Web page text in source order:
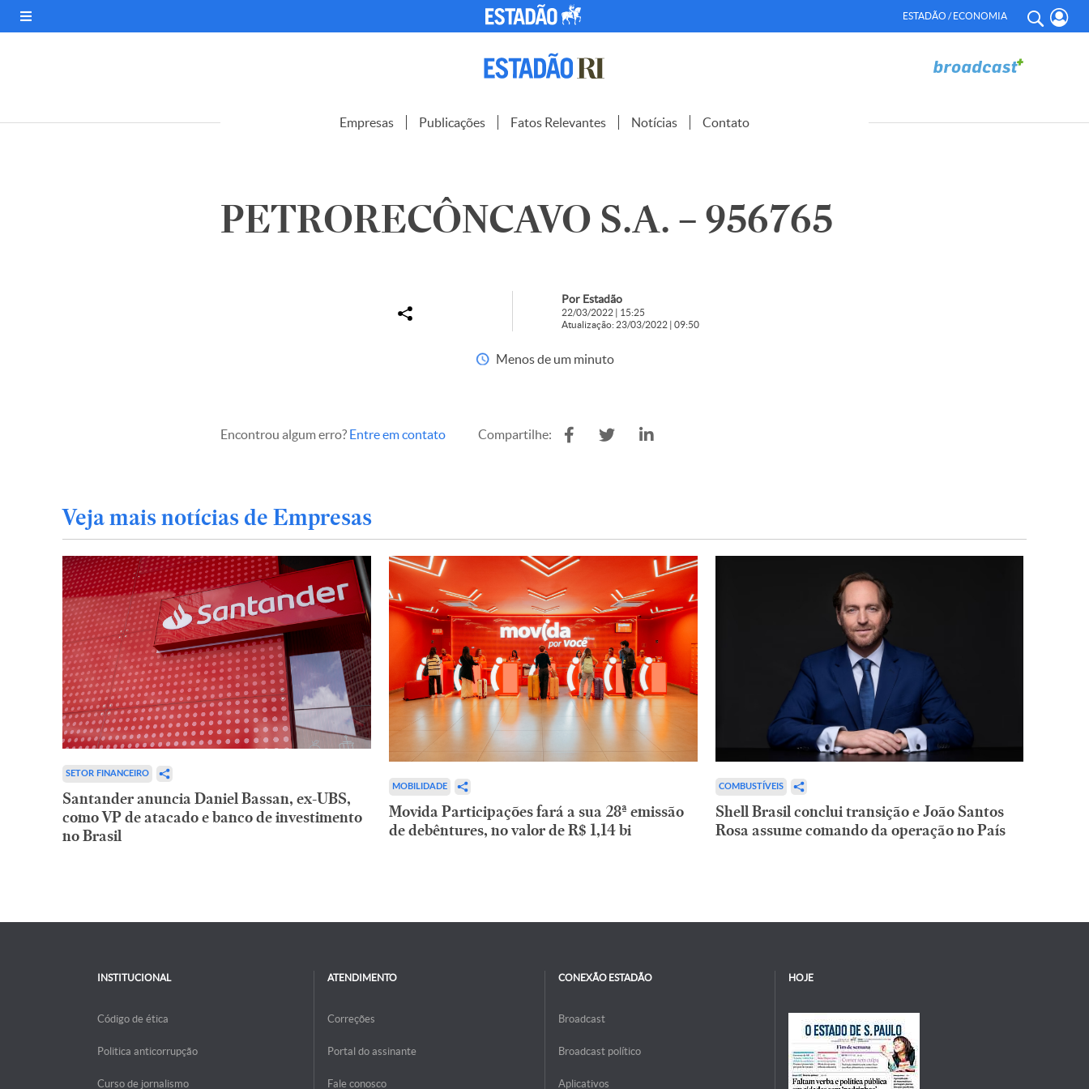
ESTADÃO / ECONOMIA
Empresas Publicações Fatos Relevantes Notícias Contato
PETRORECÔNCAVO S.A. – 956765
Por Estadão
22/03/2022 | 15:25
Atualização: 23/03/2022 | 09:50
Menos de um minuto
Encontrou algum erro? Entre em contato Compartilhe:
Veja mais notícias de Empresas
SETOR FINANCEIRO
Santander anuncia Daniel Bassan, ex-UBS,
como VP de atacado e banco de investimento
no Brasil
MOBILIDADE
Movida Participações fará a sua 28ª emissão
de debêntures, no valor de R$ 1,14 bi
COMBUSTÍVEIS
Shell Brasil conclui transição e João Santos
Rosa assume comando da operação no País
INSTITUCIONAL
Código de ética
Politica anticorrupção
Curso de jornalismo
ATENDIMENTO
Correções
Portal do assinante
Fale conosco
CONEXÃO ESTADÃO
Broadcast
Broadcast político
Aplicativos
HOJE